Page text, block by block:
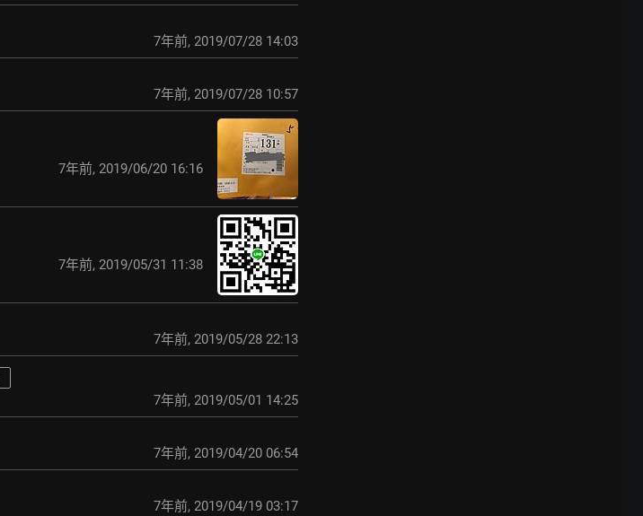
7年前, 2019/07/28 14:03
7年前, 2019/07/28 10:57
7年前, 2019/06/20 16:16
7年前, 2019/05/31 11:38
7年前, 2019/05/28 22:13
7年前, 2019/05/01 14:25
7年前, 2019/04/20 06:54
7年前, 2019/04/19 03:17